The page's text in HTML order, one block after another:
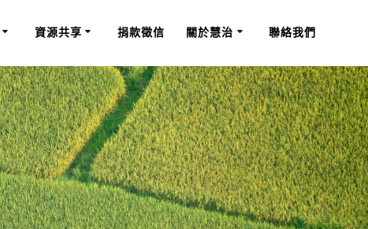
資源共享 捐款徵信 關於慧治 聯絡我們